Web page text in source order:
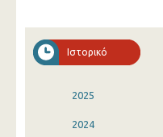
Ιστορικό
2025
2024